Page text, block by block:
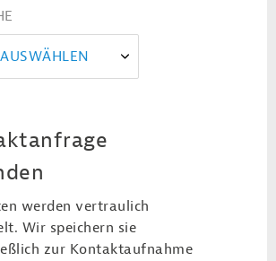
werden vertraulich
Wir speichern sie
zur Kontaktaufnahme